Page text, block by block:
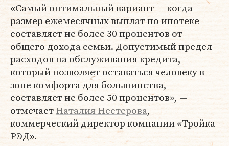
«Самый оптимальный вариант — когда
размер ежемесячных выплат по ипотеке
составляет не более 30 процентов от
общего дохода семьи. Допустимый предел
расходов на обслуживания кредита,
который позволяет оставаться человеку в
зоне комфорта для большинства,
составляет не более 50 процентов», —
отмечаетНаталия Нестерова,
коммерческий директор компании «Тройка
РЭД».